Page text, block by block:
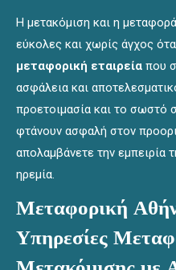
Η μετακόμιση και η
εύκολες και χωρίς άγχος
μεταφορική εταιρεία που
ασφάλεια και
προετοιμασία και το σωστό
φτάνουν ασφαλή στον
απολαμβάνετε την εμπειρία
ηρεμία.
Μεταφορική
Υπηρεσίες